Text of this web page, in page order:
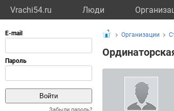
Vrachi54.ru Люди
Организации